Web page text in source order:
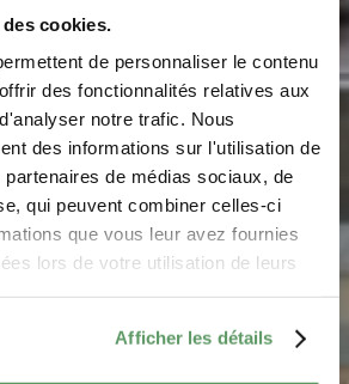
cookies.
de personnaliser le contenu
des fonctionnalités relatives aux
notre trafic. Nous
des informations sur l'utilisation de
de médias sociaux, de
qui peuvent combiner celles-ci
que vous leur avez fournies
lors de votre utilisation de leurs
Afficher les détails
GUIDED TOURS
for Kids